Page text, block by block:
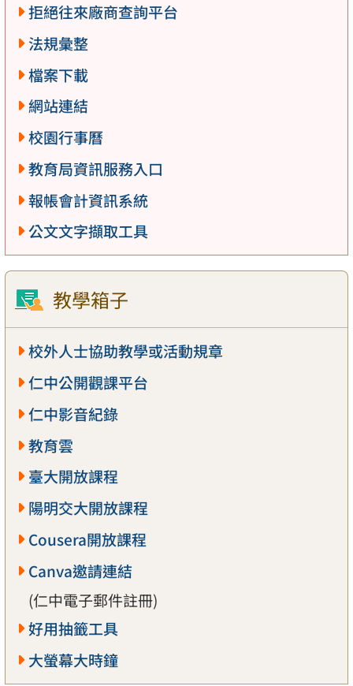
拒絕往來廠商查詢平台
法規彙整
檔案下載
網站連結
校園行事曆
教育局資訊服務入口
報帳會計資訊系統
公文文字擷取工具
教學箱子
校外人士協助教學或活動規章
仁中公開觀課平台
仁中影音紀錄
教育雲
臺大開放課程
陽明交大開放課程
Cousera開放課程
Canva邀請連結
(仁中電子郵件註冊)
好用抽籤工具
大螢幕大時鐘